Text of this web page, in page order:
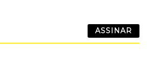
ASSINAR